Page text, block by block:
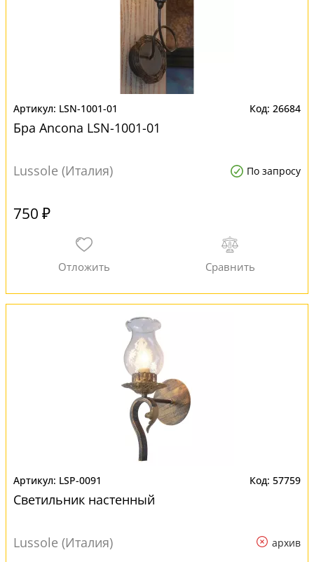
LSN-1001-01 26684
Бра Ancona LSN-1001-01
Lussole (Италия) По запросу
750 ₽
LSP-0091 57759
Светильник настенный
Lussole (Италия) архив